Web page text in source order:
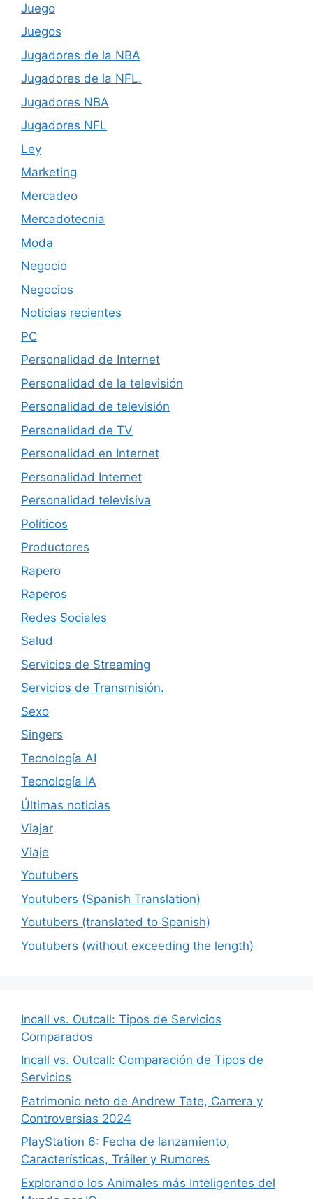
Juego
Juegos
Jugadores de la NBA
Jugadores de la NFL.
Jugadores NBA
Jugadores NFL
Ley
Marketing
Mercadeo
Mercadotecnia
Moda
Negocio
Negocios
Noticias recientes
PC
Personalidad de Internet
Personalidad de la televisión
Personalidad de televisión
Personalidad de TV
Personalidad en Internet
Personalidad Internet
Personalidad televisiva
Políticos
Productores
Rapero
Raperos
Redes Sociales
Salud
Servicios de Streaming
Servicios de Transmisión.
Sexo
Singers
Tecnología AI
Tecnología IA
Últimas noticias
Viajar
Viaje
Youtubers
Youtubers (Spanish Translation)
Youtubers (translated to Spanish)
Youtubers (without exceeding the length)
Incall vs. Outcall: Tipos de Servicios
Comparados
Incall vs. Outcall: Comparación de Tipos de
Servicios
Patrimonio neto de Andrew Tate, Carrera y
Controversias 2024
PlayStation 6: Fecha de lanzamiento,
Características, Tráiler y Rumores
Explorando los Animales más Inteligentes del